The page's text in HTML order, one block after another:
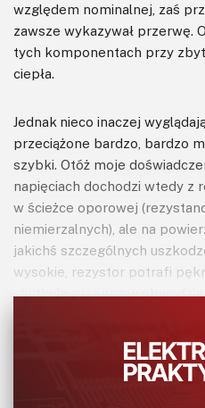
względem nominalnej, zaś
zawsze wykazywał przerwę.
tych komponentach przy
ciepła.
Jednak nieco inaczej
przeciążone bardzo, bardzo
szybki. Otóż moje
napięciach dochodzi wtedy z
w ścieżce oporowej
niemierzalnych), ale na
jakichś szczególnych
wysokie, rezystor potrafi
skutkuje przerwą w
uszkodzeń) jest w nich
dochodzi do powstania